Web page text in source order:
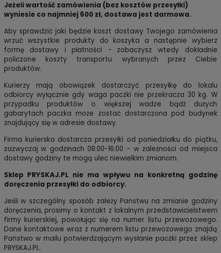
Jeżeli wartość zamówienia (bez kosztów przesyłki)
wyniesie co najmniej 600 zł, dostawa jest darmowa.
Aby sprawdzić jaki będzie koszt dostawy Twojego zamówienia
wrzuć wszystkie produkty do koszyka a następnie wybierz
formę dostawy i płatności - zobaczysz wtedy dokładnie
policzone koszty transportu wybranych przez Ciebie
produktów.
Kurierzy mają obowiązek dostarczyć przesyłkę do lokalu
odbiorcy wyłącznie gdy waga paczki nie przekracza 30 kg. W
przypadku produktów o większej wadze bądź dużych
gabarytach paczka może zostać dostarczona pod budynek
znajdujący się w adresie dostawy.
Firma kurierska dostarcza przesyłki od poniedziałku do piątku,
zazwyczaj w godzinach 08:00-16:00 - w zależności od miejsca
dostawy godziny te mogą ulec niewielkim zmianom.
Sklep PRYSKAJ.PL nie ma wpływu na konkretną godzinę
doręczenia przesyłki do odbiorcy.
Jeśli w szczególny sposób zależy Państwu na zmianie godziny
doręczenia, prosimy o kontakt z lokalnym przedstawicielstwem
firmy kurierskiej, powołując się na numer listu przewozowego.
Dane kontaktowe wraz z numerem listu przewozowego znajdą
Państwo w mailu potwierdzającym wysłanie paczki przez sklep
PRYSKAJ.PL.